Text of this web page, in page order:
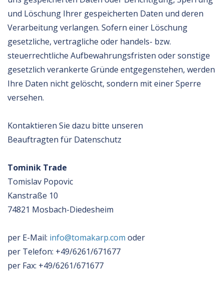
und Löschung Ihrer gespeicherten Daten und deren
Verarbeitung verlangen. Sofern einer Löschung
gesetzliche, vertragliche oder handels- bzw.
steuerrechtliche Aufbewahrungsfristen oder sonstige
gesetzlich verankerte Gründe entgegenstehen, werden
Ihre Daten nicht gelöscht, sondern mit einer Sperre
versehen.
Kontaktieren Sie dazu bitte unseren
Beauftragten für Datenschutz
Tominik Trade
Tomislav Popovic
Kanstraße 10
74821 Mosbach-Diedesheim
per E-Mail: info@tomakarp.com oder
per Telefon: +49/6261/671677
per Fax: +49/6261/671677